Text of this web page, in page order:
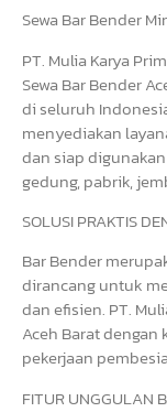
Sewa Bar Bender
PT. Mulia Karya
Sewa Bar Bender
di seluruh
menyediakan
dan siap
gedung, pabrik,
SOLUSI PRAKTIS
Bar Bender
dirancang untuk
dan efisien. PT.
Aceh Barat
pekerjaan
FITUR UNGGULAN